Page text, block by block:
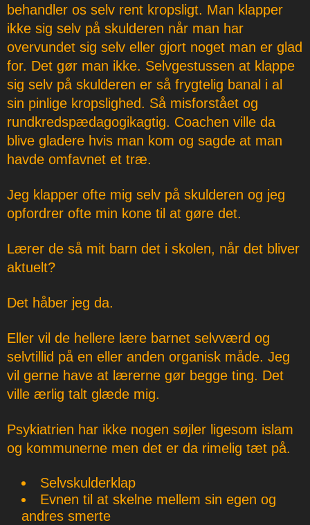
behandler os selv rent kropsligt. Man klapper
ikke sig selv på skulderen når man har
overvundet sig selv eller gjort noget man er glad
for. Det gør man ikke. Selvgestussen at klappe
sig selv på skulderen er så frygtelig banal i al
sin pinlige kropslighed. Så misforstået og
rundkredspædagogikagtig. Coachen ville da
blive gladere hvis man kom og sagde at man
havde omfavnet et træ.
Jeg klapper ofte mig selv på skulderen og jeg
opfordrer ofte min kone til at gøre det.
Lærer de så mit barn det i skolen, når det bliver
aktuelt?
Det håber jeg da.
Eller vil de hellere lære barnet selvværd og
selvtillid på en eller anden organisk måde. Jeg
vil gerne have at lærerne gør begge ting. Det
ville ærlig talt glæde mig.
Psykiatrien har ikke nogen søjler ligesom islam
og kommunerne men det er da rimelig tæt på.
Selvskulderklap
Evnen til at skelne mellem sin egen og
andres smerte